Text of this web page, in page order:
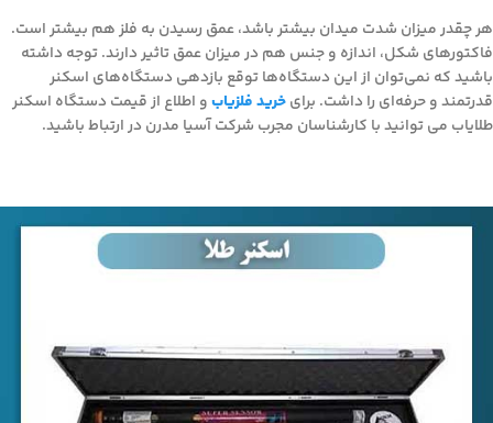
هر چقدر میزان شدت میدان بیشتر باشد، عمق رسیدن به فلز هم بیشتر است.
فاکتورهای شکل، اندازه و جنس هم در میزان عمق تاثیر دارند. توجه داشته
باشید که نمی‌توان از این دستگاه‌ها توقع بازدهی دستگاه‌های اسکنر
قدرتمند و حرفه‌ای را داشت. برایخرید فلزیابو اطلاع از قیمت دستگاه اسکنر
طلایاب می توانید با کارشناسان مجرب شرکت آسیا مدرن در ارتباط باشید.